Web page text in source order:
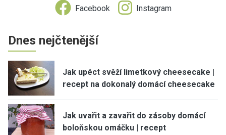
Facebook Instagram
Dnes nejčtenější
Jak upéct svěží limetkový cheesecake |
recept na dokonalý domácí cheesecake
Jak uvařit a zavařit do zásoby domácí
boloňskou omáčku | recept